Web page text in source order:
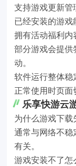
支持游戏更新管
已经安装的游戏
拥有活动福利内
部分游戏会提
动。
软件运行整体稳
正常使用时页面
乐享快游云
为什么游戏下载
通常与网络不
有关。
游戏安装不了怎